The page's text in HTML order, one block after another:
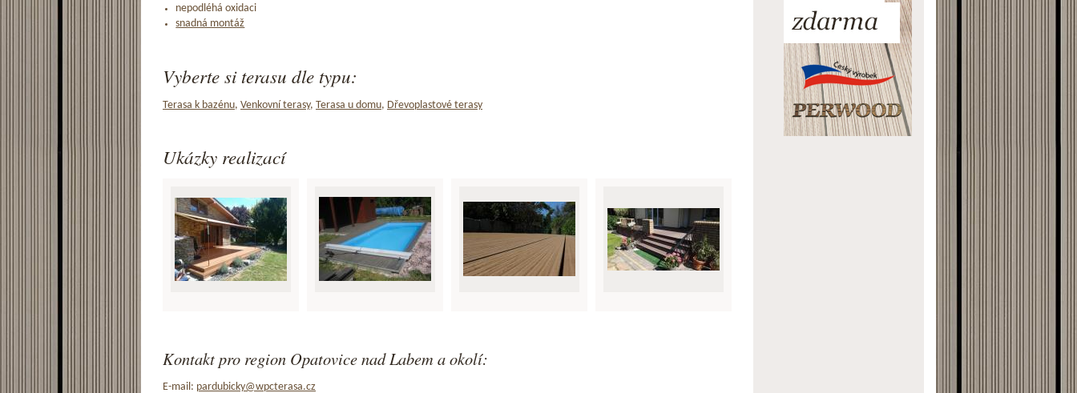
nepodléhá oxidaci
snadná montáž
Vyberte si terasu dle typu:
Terasa k bazénu, Venkovní terasy, Terasa u domu, Dřevoplastové terasy
Ukázky realizací
Kontakt pro region Opatovice nad Labem a okolí:
E-mail: pardubicky@wpcterasa.cz